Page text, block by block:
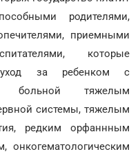
родителями,
приемными
которые
уход за ребенком с
больной тяжелым
системы, тяжелым
редким орфаннным
онкогематологическим